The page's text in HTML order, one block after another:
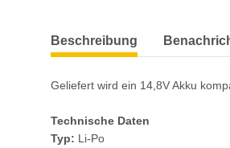
weitere Registerkarten anzeigen
Beschreibung
Geliefert wird ein 14,8V Akku
Technische Daten
Typ: Li-Po